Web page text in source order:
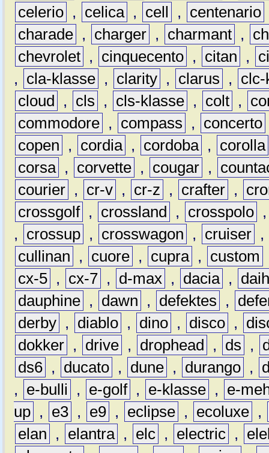
celerio , celica , cell , centenario
charade , charger , charmant ,
chevrolet , cinquecento , citan ,
,
cla-klasse , clarity , clarus ,
clc-
cloud
, cls , cls-klasse , colt ,
commodore , compass , concerto
copen
, cordia , cordoba ,
corolla
corsa , corvette , cougar ,
courier , cr-v , cr-z , crafter ,
crossgolf , crossland , crosspolo
,
crossup , crosswagon , cruiser ,
cullinan
, cuore , cupra , custom
cx-5 , cx-7 , d-max , dacia ,
dauphine , dawn , defektes ,
derby , diablo , dino , disco ,
dokker , drive , drophead , ds ,
ds6 , ducato , dune , durango ,
,
e-bulli , e-golf , e-klasse ,
e-
up , e3 , e9 , eclipse , ecoluxe ,
elan
, elantra , elc , electric ,